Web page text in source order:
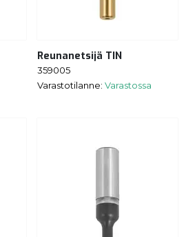
Reunanetsijä TIN
359005
Varastotilanne: Varastossa